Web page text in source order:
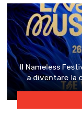
Il Nameless
a diventare la